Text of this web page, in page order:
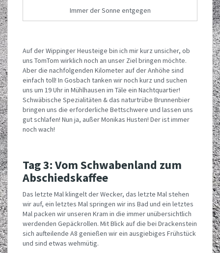
Immer der Sonne entgegen
Auf der Wippinger Heusteige bin ich mir kurz unsicher, ob
uns TomTom wirklich noch an unser Ziel bringen möchte.
Aber die nachfolgenden Kilometer auf der Anhöhe sind
einfach toll! In Gosbach tanken wir noch kurz und suchen
uns um 19 Uhr in Mühlhausen im Täle ein Nachtquartier!
Schwäbische Spezialitäten & das naturtrübe Brunnenbier
bringen uns die erforderliche Bettschwere und lassen uns
gut schlafen! Nun ja, außer Monikas Husten! Der ist immer
noch wach!
Tag 3: Vom Schwabenland zum
Abschiedskaffee
Das letzte Mal klingelt der Wecker, das letzte Mal stehen
wir auf, ein letztes Mal springen wir ins Bad und ein letztes
Mal packen wir unseren Kram in die immer unübersichtlich
werdenden Gepäckrollen. Mit Blick auf die bei Drackenstein
sich aufteilende A8 genießen wir ein ausgiebiges Frühstück
und sind etwas wehmütig.